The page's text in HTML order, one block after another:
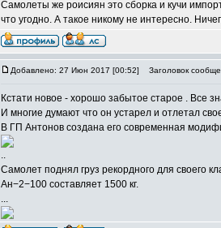
Самолеты же роисиян это сборка и кучи
что угодно. А такое никому не интересно.
Добавлено: 27 Июн 2017 [00:52] Заголовок
Кстати новое - хорошо забытое старое . Все
И многие думают что он устарел и отлетал
В ГП Антонов создана его современная
..
Самолет поднял груз рекордного для своего
Ан−2−100 составляет 1500 кг.
...